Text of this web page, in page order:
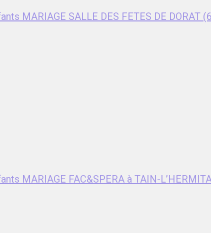
MARIAGE SALLE DES FETES DE DORAT
MARIAGE FAC&SPERA à TAIN-